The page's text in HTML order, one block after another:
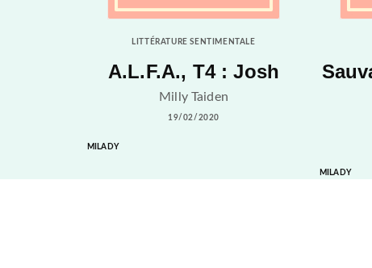
LITTÉRATURE SENTIMENTALE
A.L.F.A., T4 : Josh
Milly Taiden
19/02/2020
MILADY
MILADY